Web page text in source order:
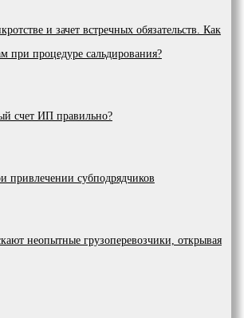
и зачет встречных обязательств. Как
при процедуре сальдирования?
счет ИП правильно?
привлечении субподрядчиков
неопытные грузоперевозчики, открывая